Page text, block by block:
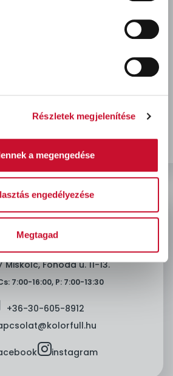
Részletek megjelenítése
a megengedése
engedélyezése
Megtagad
Fonoda u. 11-13.
7:00-16:00, P: 7:00-13:30
+36-30-605-8912
instagraminstagram